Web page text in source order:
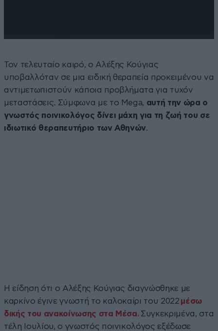
Τον τελευταίο καιρό, ο Αλέξης Κούγιας
υποβαλλόταν σε μια ειδική θεραπεία προκειμένου να
αντιμετωπιστούν κάποια προβλήματα για τυχόν
μεταστάσεις. Σύμφωνα με το Mega, αυτή την ώρα ο
γνωστός ποινικολόγος δίνει μάχη για τη ζωή του σε
ιδιωτικό θεραπευτήριο των Αθηνών.
Η είδηση ότι ο Αλέξης Κούγιας διαγνώσθηκε με
καρκίνο έγινε γνωστή το καλοκαίρι του 2022 μέσω
δικής του ανακοίνωσης στα Μέσα. Συγκεκριμένα, στα
τέλη Ιουλίου, ο γνωστός ποινικολόγος εξέδωσε